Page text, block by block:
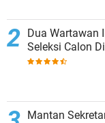
Dua Wartawan
Seleksi Calon
Mantan